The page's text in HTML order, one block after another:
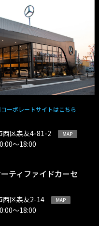
ーポレートサイトはこちら
西区森友4-81-2
〜18:00
ティファイドカーセ
西区森友2-14
〜18:00